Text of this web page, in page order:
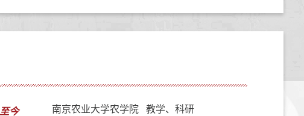
今 南京农业大学农学院 教学、科研